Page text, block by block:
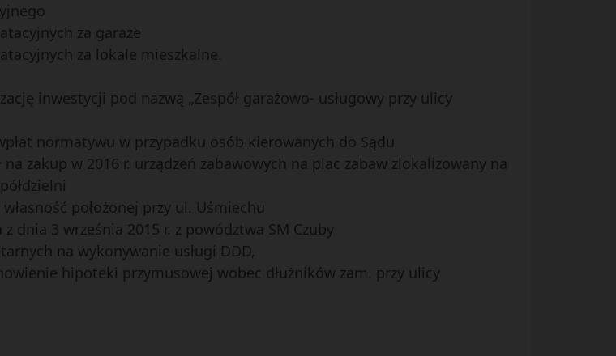
za garaże
za lokale mieszkalne.
inwestycji pod nazwą „Zespół garażowo- usługowy przy ulicy
normatywu w przypadku osób kierowanych do Sądu
zakup w 2016 r. urządzeń zabawowych na plac zabaw zlokalizowany na
położonej przy ul. Uśmiechu
3 września 2015 r. z powództwa SM Czuby
na wykonywanie usługi DDD,
hipoteki przymusowej wobec dłużników zam. przy ulicy